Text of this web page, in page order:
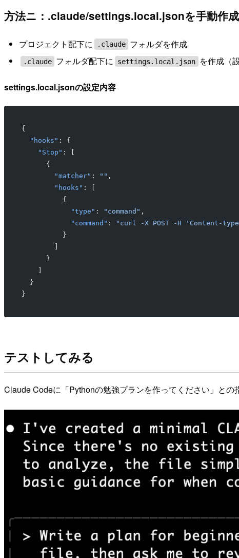
方法ニ：.claude/settings.local.jsonを手動作成
プロジェクト配下に .claude フォルダを作成
.claude フォルダ配下に settings.local.json を作成（
settings.local.jsonの設定内容
{
  "hooks"
: {
    "Stop"
: [
      {
        "matcher"
: "" ,
        "hooks"
: [
          {
            "type"
: "command" ,
            "command"
: "curl -X POST -H 'Content-
          }
      }
  }
}
テストしてみる
Claude Codeに「Pythonの勉強プランを作ってください」と